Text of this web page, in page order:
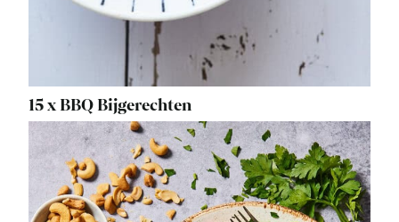
15 x BBQ Bijgerechten